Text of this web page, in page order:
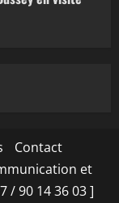
Contact
et
/ 90 14 36 03 ]